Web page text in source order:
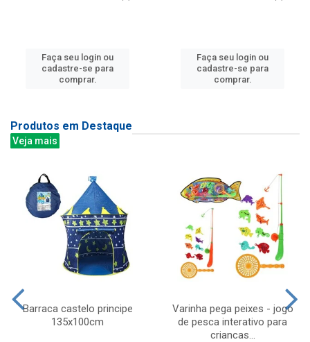
Faça seu login ou
cadastre-se para
comprar.
Faça seu login ou
cadastre-se para
comprar.
Produtos em Destaque
Veja mais
Barraca castelo principe
135x100cm
Varinha pega peixes - jogo
de pesca interativo para
criancas...